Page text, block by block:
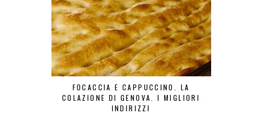
FOCACCIA E CAPPUCCINO. LA
COLAZIONE DI GENOVA. I MIGLIORI
INDIRIZZI